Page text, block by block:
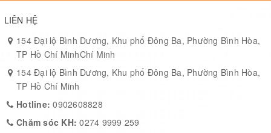
kỹ thuật.
Ứng Dụng:
Chốt khóa nắp bàn hoặc giá đỡ
LIÊN HỆ
154 Đại lộ Bình Dương, Khu phố Đông Ba, Phường Bình Hòa,
TP Hồ Chí MinhChí Minh
154 Đại lộ Bình Dương, Khu phố Đông Ba, Phường Bình Hòa,
TP Hồ Chí Minh
Hotline:0902608828
Chăm sóc KH:0274 9999 259